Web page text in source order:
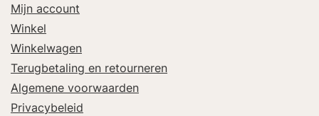
Mijn account
Winkel
Winkelwagen
Terugbetaling en retourneren
Algemene voorwaarden
Privacybeleid